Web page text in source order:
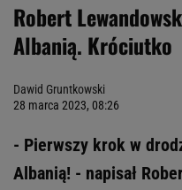
Robert
Albanią. Króciutko
Dawid Gruntkowski
28 marca 2023, 08:26
- Pierwszy krok w
Albanią! - napisał